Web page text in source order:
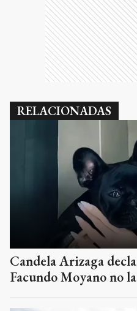
RELACIONADAS
Candela Arizaga
Facundo Moyano no